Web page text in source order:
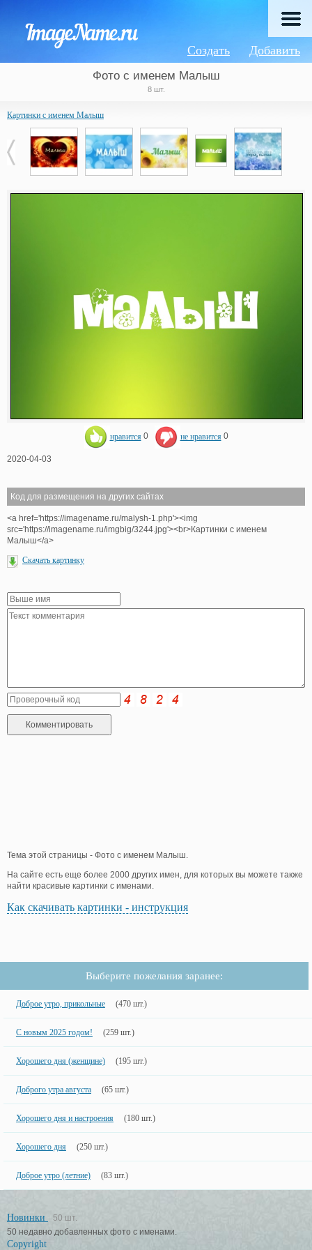
Добавить
Создать
Фото с именем Малыш
8 шт.
Картинки с именем Малыш
нравится 0 не нравится 0
2020-04-03
Код для размещения на других сайтах
<a href='https://imagename.ru/malysh-1.php'><img
src='https://imagename.ru/imgbig/3244.jpg'><br>Картинки с именем
Малыш</a>
Скачать картинку
Тема этой страницы - Фото с именем Малыш.
На сайте есть еще более 2000 других имен, для которых вы можете также
найти красивые картинки с именами.
Как скачивать картинки - инструкция
Выберите пожелания заранее:
Доброе утро, прикольные (470 шт.)
С новым 2025 годом! (259 шт.)
Хорошего дня (женщине) (195 шт.)
Доброго утра августа (65 шт.)
Хорошего дня и настроения (180 шт.)
Хорошего дня (250 шт.)
Доброе утро (летние) (83 шт.)
Новинки
50 шт.
50 недавно добавленных фото с именами.
Copyright